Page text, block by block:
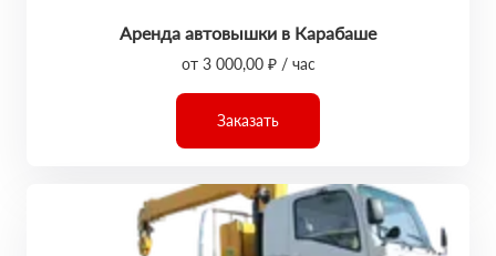
Аренда автовышки в Карабаше
от 3 000,00 ₽ / час
Заказать